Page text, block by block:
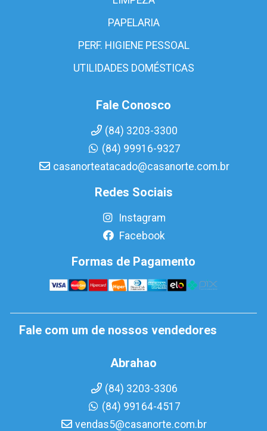
PAPELARIA
PERF. HIGIENE PESSOAL
UTILIDADES DOMÉSTICAS
Fale Conosco
(84) 3203-3300
(84) 99916-9327
casanorteatacado@casanorte.com.br
Redes Sociais
Instagram
Facebook
Formas de Pagamento
Fale com um de nossos vendedores
Abrahao
(84) 3203-3306
(84) 99164-4517
vendas5@casanorte.com.br